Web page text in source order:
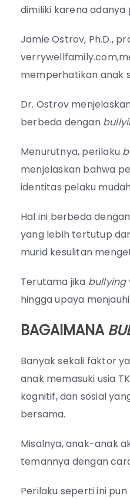
dimiliki karena
Jamie Ostrov, Ph.D.,
memperhatikan anak
Dr. Ostrov
berbeda dengan
Menurutnya, perilaku
menjelaskan bahwa
identitas pelaku
Hal ini berbeda
yang lebih tertutup
murid kesulitan
Terutama jika bullying
hingga upaya
BAGAIMANA
Banyak sekali faktor
anak memasuki usia
kognitif, dan sosial
bersama.
Misalnya, anak-anak
temannya dengan
Perilaku seperti ini